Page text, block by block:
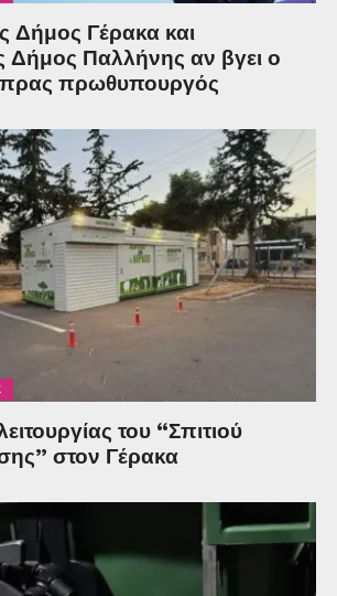
Δήμος Γέρακα και
Δήμος Παλλήνης αν βγει ο
πρωθυπουργός
του “Σπιτιού
στον Γέρακα